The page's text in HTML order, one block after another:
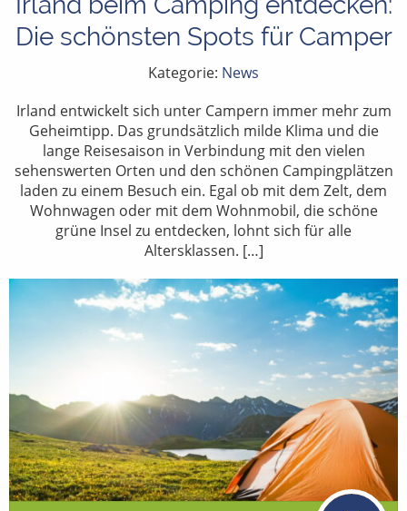
Die schönsten Spots für Camper
Kategorie: News
Irland entwickelt sich unter Campern immer mehr zum
Geheimtipp. Das grundsätzlich milde Klima und die
lange Reisesaison in Verbindung mit den vielen
sehenswerten Orten und den schönen Campingplätzen
laden zu einem Besuch ein. Egal ob mit dem Zelt, dem
Wohnwagen oder mit dem Wohnmobil, die schöne
grüne Insel zu entdecken, lohnt sich für alle
Altersklassen. […]